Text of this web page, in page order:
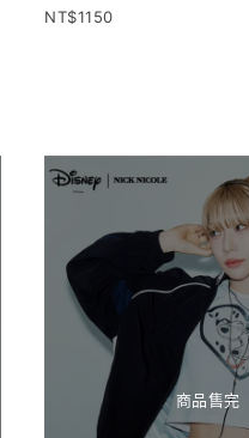
1150
商品售完